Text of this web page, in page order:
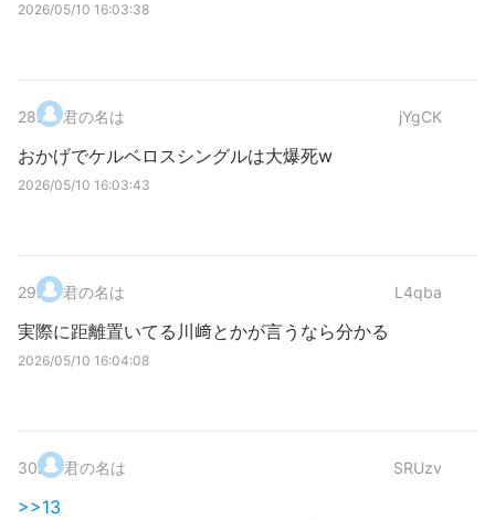
2026/05/10 16:03:38
28. 君の名は jYgCK
おかげでケルベロスシングルは大爆死w
2026/05/10 16:03:43
29. 君の名は L4qba
実際に距離置いてる川﨑とかが言うなら分かる
2026/05/10 16:04:08
30. 君の名は SRUzv
>>13